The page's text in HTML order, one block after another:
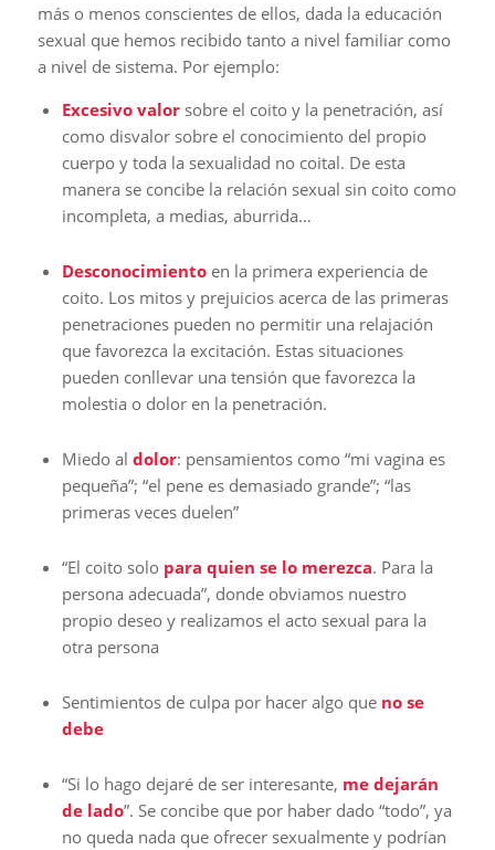
más o menos conscientes de ellos, dada la educación
sexual que hemos recibido tanto a nivel familiar como
a nivel de sistema. Por ejemplo:
Excesivo valorsobre el coito y la penetración, así
como disvalor sobre el conocimiento del propio
cuerpo y toda la sexualidad no coital. De esta
manera se concibe la relación sexual sin coito como
incompleta, a medias, aburrida…
Desconocimientoen la primera experiencia de
coito. Los mitos y prejuicios acerca de las primeras
penetraciones pueden no permitir una relajación
que favorezca la excitación. Estas situaciones
pueden conllevar una tensión que favorezca la
molestia o dolor en la penetración.
Miedo al dolor: pensamientos como “mi vagina es
pequeña”; “el pene es demasiado grande”; “las
primeras veces duelen”
“El coito solo para quien se lo merezca. Para la
persona adecuada”, donde obviamos nuestro
propio deseo y realizamos el acto sexual para la
otra persona
Sentimientos de culpa por hacer algo que no se
debe
“Si lo hago dejaré de ser interesante, me dejarán
de lado”. Se concibe que por haber dado “todo”, ya
no queda nada que ofrecer sexualmente y podrían